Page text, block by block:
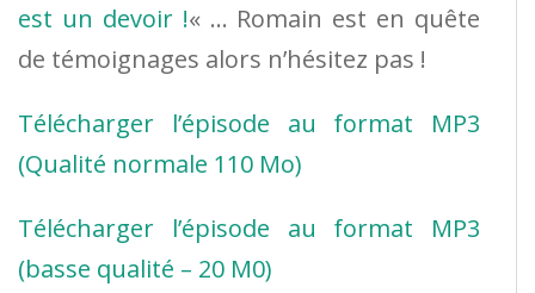
est un devoir !« … Romain est en quête
de témoignages alors n’hésitez pas !
Télécharger l’épisode au format MP3
(Qualité normale 110 Mo)
Télécharger l’épisode au format MP3
(basse qualité – 20 M0)